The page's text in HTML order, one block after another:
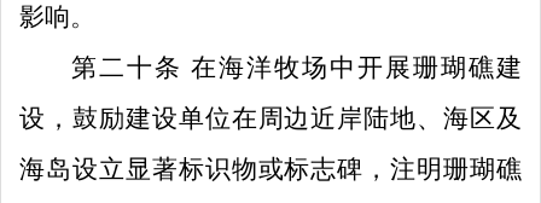
影响。
第二十条 在海洋牧场中开展珊瑚礁建
设，鼓励建设单位在周边近岸陆地、海区及
海岛设立显著标识物或标志碑，注明珊瑚礁